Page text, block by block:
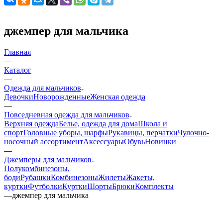
джемпер для мальчика
Главная
—
Каталог
—
Одежда для мальчиков
ДевочкиНоворожденныеЖенская одежда
—
Повседневная одежда для мальчиков
Верхняя одеждаБелье, одежда для домаШкола и
спортГоловные уборы, шарфыРукавицы, перчаткиЧулочно-
носочный ассортиментАксессуарыОбувьНовинки
—
Джемперы для мальчиков
Полукомбинезоны,
бодиРубашкиКомбинезоныЖилетыЖакеты,
курткиФутболкиКурткиШортыБрюкиКомплекты
—джемпер для мальчика